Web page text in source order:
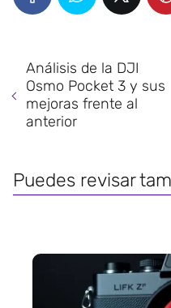
Análisis de la DJI
Osmo Pocket 3 y sus
mejoras frente al
anterior
Puedes revisar